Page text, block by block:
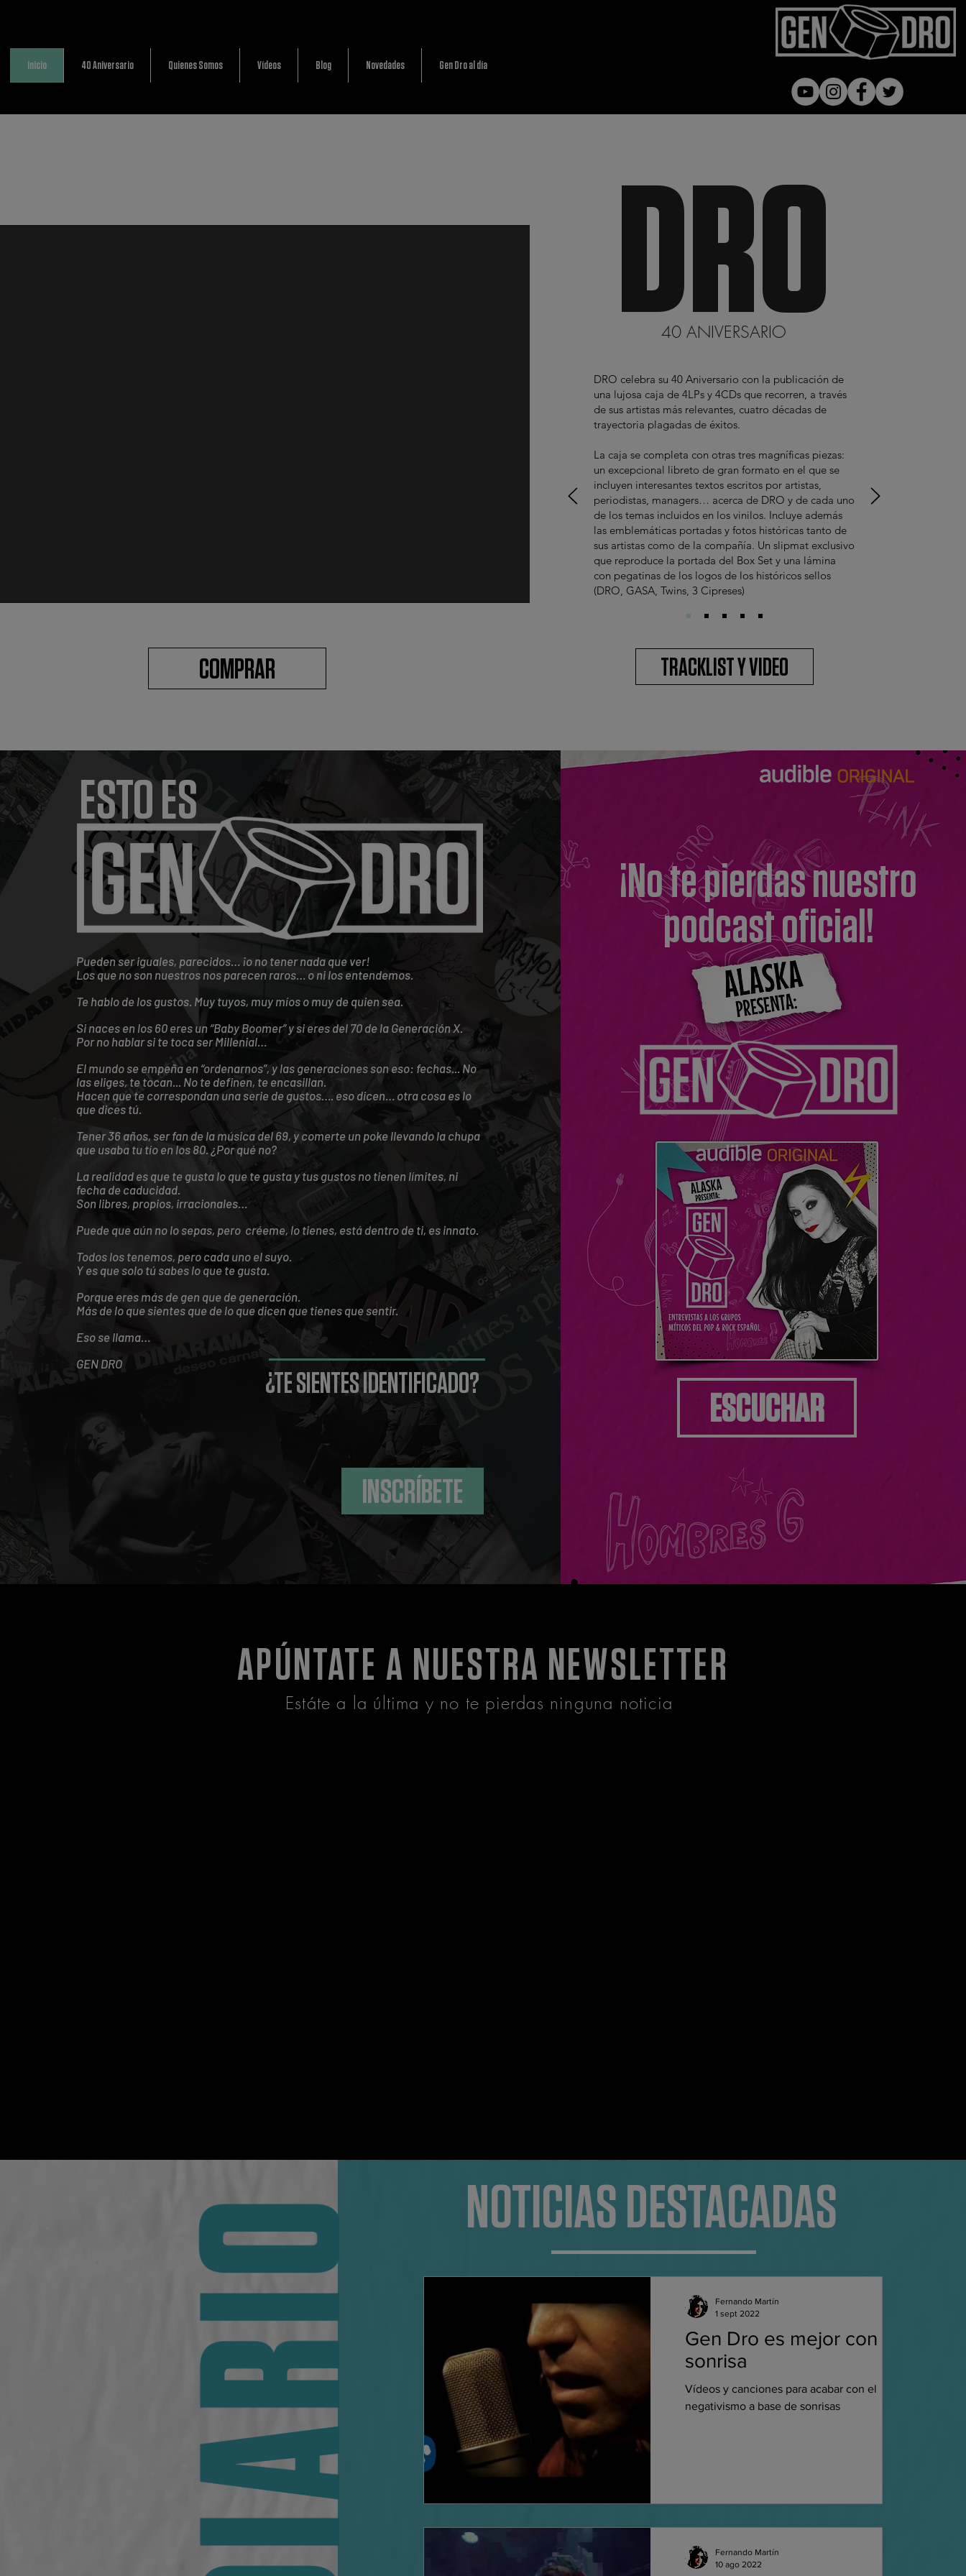
Inicio 40 Aniversario Quienes Somos Vídeos Blog Novedades Gen Dro al día
COMPRAR
DRO
40 ANIVERSARIO
DRO celebra su 40 Aniversario con la publicación de
una lujosa caja de 4LPs y 4CDs que recorren, a través
de sus artistas más relevantes, cuatro décadas de
trayectoria plagadas de éxitos.
La caja se completa con otras tres magníficas piezas:
un excepcional libreto de gran formato en el que se
incluyen interesantes textos escritos por artistas,
periodistas, managers… acerca de DRO y de cada uno
de los temas incluidos en los vinilos. Incluye además
las emblemáticas portadas y fotos históricas tanto de
sus artistas como de la compañía. Un slipmat exclusivo
que reproduce la portada del Box Set y una lámina
con pegatinas de los logos de los históricos sellos
(DRO, GASA, Twins, 3 Cipreses)
TRACKLIST Y VIDEO
ESTO ES
Pueden ser iguales, parecidos… ¡o no tener nada que ver!
Los que no son nuestros nos parecen raros… o ni los entendemos.
Te hablo de los gustos. Muy tuyos, muy míos o muy de quien sea.
Si naces en los 60 eres un “Baby Boomer” y si eres del 70 de la Generación X.
Por no hablar si te toca ser Millenial…
El mundo se empeña en “ordenarnos”, y las generaciones son eso: fechas... No
las eliges, te tocan... No te definen, te encasillan.
Hacen que te correspondan una serie de gustos…. eso dicen… otra cosa es lo
que dices tú.
Tener 36 años, ser fan de la música del 69, y comerte un poke llevando la chupa
que usaba tu tío en los 80. ¿Por qué no?
La realidad es que te gusta lo que te gusta y tus gustos no tienen límites, ni
fecha de caducidad.
Son libres, propios, irracionales…
Puede que aún no lo sepas, pero créeme, lo tienes, está dentro de ti, es innato.
Todos los tenemos, pero cada uno el suyo.
Y es que solo tú sabes lo que te gusta.
Porque eres más de gen que de generación.
Más de lo que sientes que de lo que dicen que tienes que sentir.
Eso se llama…
GEN DRO
¿TE SIENTES IDENTIFICADO?
INSCRÍBETE
¡No te pierdas nuestro
podcast oficial!
ESCUCHAR
APÚNTATE A NUESTRA NEWSLETTER
Estáte a la última y no te pierdas ninguna noticia
NOTICIAS DESTACADAS
Gen Dro es mejor con una
sonrisa
Vídeos y canciones para acabar con el
negativismo a base de sonrisas
Fernando Martín
1 sept 2022
Fernando Martín
10 ago 2022